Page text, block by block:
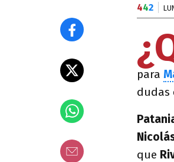
442
para
dudas
que